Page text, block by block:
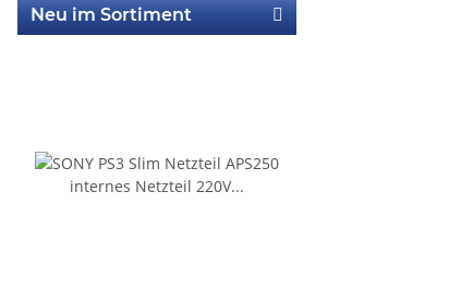
Neu im Sortiment